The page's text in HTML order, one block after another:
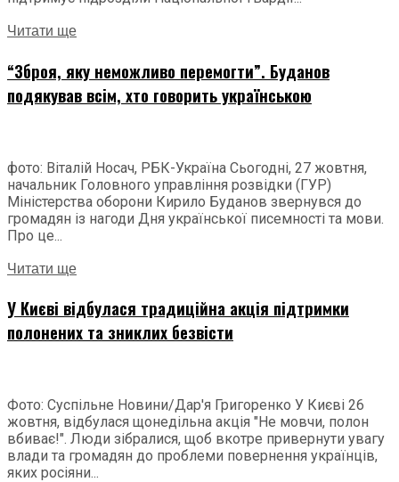
Читати ще
“Зброя, яку неможливо перемогти”. Буданов
подякував всім, хто говорить українською
фото: Віталій Носач, РБК-Україна Сьогодні, 27 жовтня,
начальник Головного управління розвідки (ГУР)
Міністерства оборони Кирило Буданов звернувся до
громадян із нагоди Дня української писемності та мови.
Про це...
Читати ще
У Києві відбулася традиційна акція підтримки
полонених та зниклих безвісти
Фото: Суспільне Новини/Дар'я Григоренко У Києві 26
жовтня, відбулася щонедільна акція "Не мовчи, полон
вбиває!". Люди зібралися, щоб вкотре привернути увагу
влади та громадян до проблеми повернення українців,
яких росіяни...